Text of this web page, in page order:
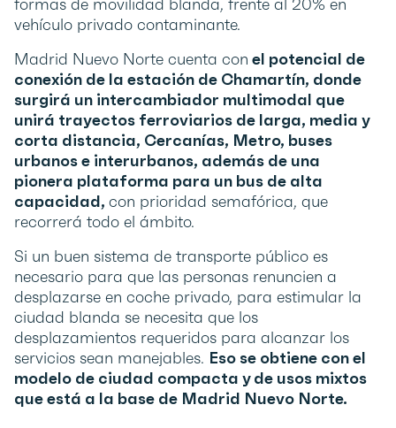
vehículo privado contaminante.
Madrid Nuevo Norte cuenta con el potencial de
conexión de la estación de Chamartín, donde
surgirá un intercambiador multimodal que
unirá trayectos ferroviarios de larga, media y
corta distancia, Cercanías, Metro, buses
urbanos e interurbanos, además de una
pionera plataforma para un bus de alta
capacidad, con prioridad semafórica, que
recorrerá todo el ámbito.
Si un buen sistema de transporte público es
necesario para que las personas renuncien a
desplazarse en coche privado, para estimular la
ciudad blanda se necesita que los
desplazamientos requeridos para alcanzar los
servicios sean manejables. Eso se obtiene con el
modelo de ciudad compacta y de usos mixtos
que está a la base de Madrid Nuevo Norte.